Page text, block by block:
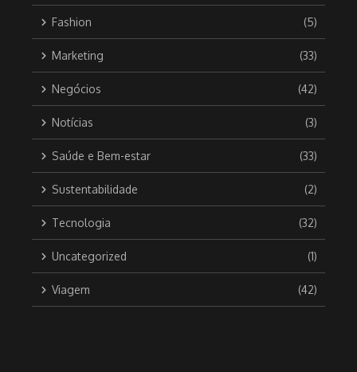
Fashion (5)
Marketing (33)
Negócios (42)
Notícias (3)
Saúde e Bem-estar (33)
Sustentabilidade (2)
Tecnologia (32)
Uncategorized (1)
Viagem (42)